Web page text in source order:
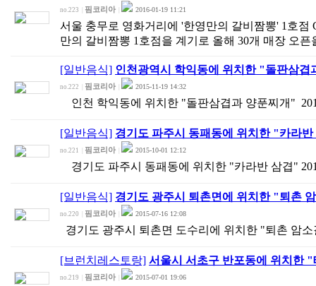
no.223 핌코리아 2016-01-19 11:21
서울 충무로 영화거리에 '한영만의 갈비짬뽕' 1호점
만의 갈비짬뽕 1호점을 계기로 올해 30개 매장 오
[일반음식] 인천광역시 학익동에 위치한 "돌판삼겹
no.222 핌코리아 2015-11-19 14:32
인천 학익동에 위치한 "돌판삼겹과 양푼찌개"
[일반음식] 경기도 파주시 동패동에 위치한 "카라
no.221 핌코리아 2015-10-01 12:12
경기도 파주시 동패동에 위치한 "카라반 삼겹"
[일반음식] 경기도 광주시 퇴촌면에 위치한 "퇴촌
no.220 핌코리아 2015-07-16 12:08
경기도 광주시 퇴촌면 도수리에 위치한 "퇴촌
[브런치레스토랑] 서울시 서초구 반포동에 위치한
no.219 핌코리아 2015-07-01 19:06